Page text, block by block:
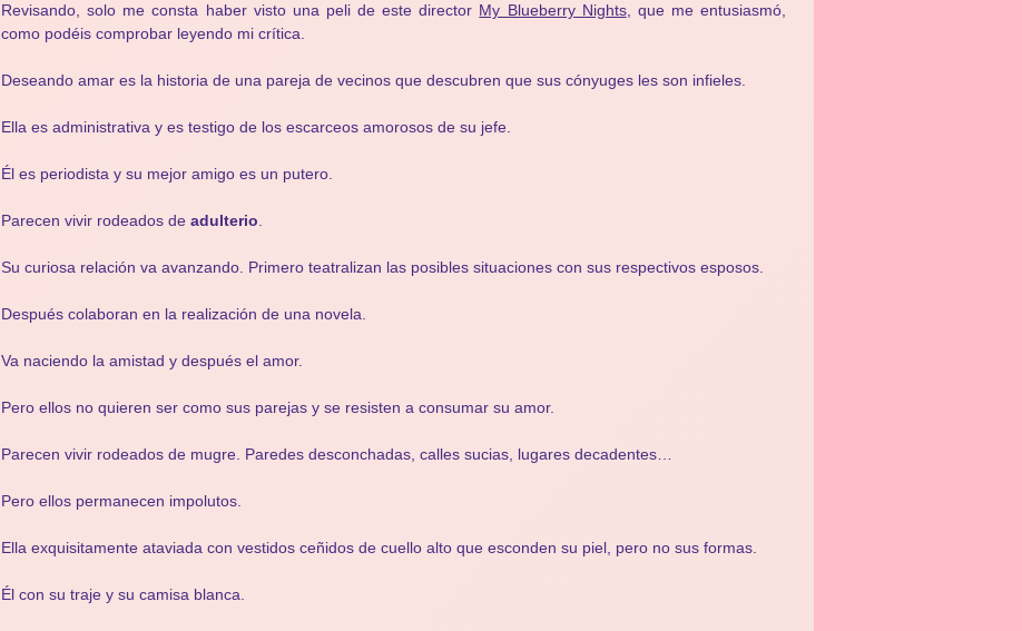
Revisando, solo me consta haber visto una peli de este director My Blueberry Nights, que me entusiasmó,
como podéis comprobar leyendo mi crítica.
Deseando amar es la historia de una pareja de vecinos que descubren que sus cónyuges les son infieles.
Ella es administrativa y es testigo de los escarceos amorosos de su jefe.
Él es periodista y su mejor amigo es un putero.
Parecen vivir rodeados de adulterio
Su curiosa relación va avanzando. Primero teatralizan las posibles situaciones con sus respectivos esposos.
Después colaboran en la realización de una novela.
Va naciendo la amistad y después el amor.
Pero ellos no quieren ser como sus parejas y se resisten a consumar su amor.
Parecen vivir rodeados de mugre. Paredes desconchadas, calles sucias, lugares decadentes…
Pero ellos permanecen impolutos.
Ella exquisitamente ataviada con vestidos ceñidos de cuello alto que esconden su piel, pero no sus formas.
Él con su traje y su camisa blanca.